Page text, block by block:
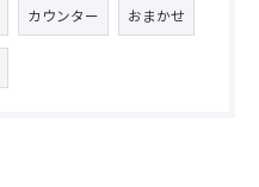
カウンター おまかせ